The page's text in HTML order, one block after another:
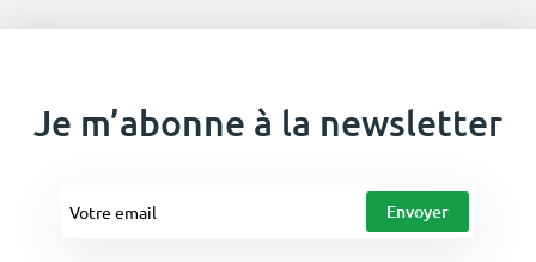
Je m’abonne à la newsletter